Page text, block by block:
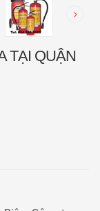
TẠI QUẬN